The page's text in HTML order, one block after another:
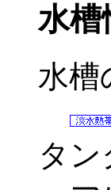
水槽
水槽
タン